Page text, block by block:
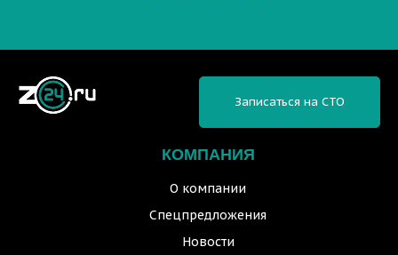
КОМПАНИЯ
О компании
Спецпредложения
Новости
Записаться на СТО